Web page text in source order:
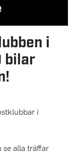
i
bilar
i
alla träffar